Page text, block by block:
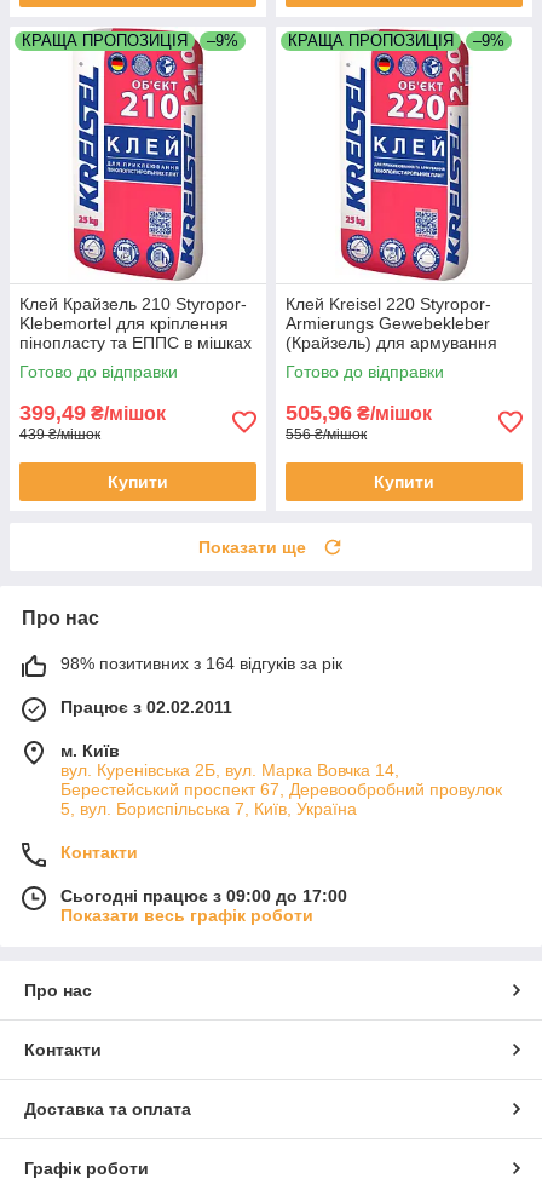
КРАЩА ПРОПОЗИЦІЯ –9%
Клей Крайзель 210 Styropor-
Klebemortel для кріплення
пінопласту та ЕППС в мішках
по 25 кг
Готово до відправки
399,49 ₴/мішок
439 ₴/мішок
Купити
КРАЩА ПРОПОЗИЦІЯ –9%
Клей Kreisel 220 Styropor-
Armierungs Gewebekleber
(Крайзель) для армування
пінопласту та ЕППС мішках
по 25 кг
Готово до відправки
505,96 ₴/мішок
556 ₴/мішок
Купити
Показати ще
Про нас
98% позитивних з 164 відгуків за рік
Працює з 02.02.2011
м. Київ
вул. Куренівська 2Б, вул. Марка Вовчка 14,
Берестейський проспект 67, Деревообробний провулок
5, вул. Бориспільська 7, Київ, Україна
Контакти
Сьогодні працює з 09:00 до 17:00
Показати весь графік роботи
Про нас
Контакти
Доставка та оплата
Графік роботи